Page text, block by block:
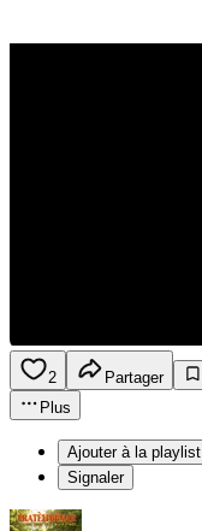
2 Partager
Plus
Ajouter à la playlist
Signaler